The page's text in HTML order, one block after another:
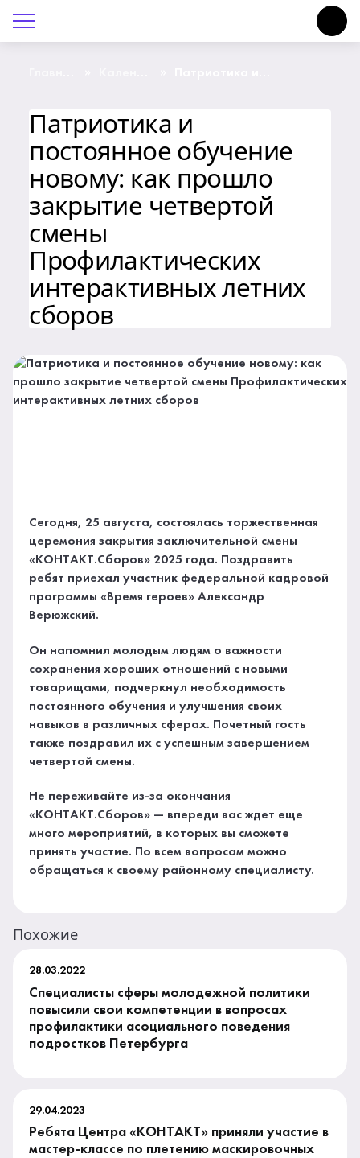
смены
Профилактических
интерактивных летних
сборов
Патриотика и
постоянное обучение
новому: как прошло
закрытие четвертой
смены
Профилактических
интерактивных летних
сборов
Сегодня, 25 августа, состоялась торжественная
церемония закрытия заключительной смены
«КОНТАКТ.Сборов» 2025 года. Поздравить
ребят приехал участник федеральной кадровой
программы «Время героев» Александр
Верюжский.
Он напомнил молодым людям о важности
сохранения хороших отношений с новыми
товарищами, подчеркнул необходимость
постоянного обучения и улучшения своих
навыков в различных сферах. Почетный гость
также поздравил их с успешным завершением
четвертой смены.
Не переживайте из-за окончания
«КОНТАКТ.Сборов» — впереди вас ждет еще
много мероприятий, в которых вы сможете
принять участие. По всем вопросам можно
обращаться к своему районному специалисту.
Похожие
28.03.2022
Специалисты сферы молодежной политики
повысили свои компетенции в вопросах
профилактики асоциального поведения
подростков Петербурга
29.04.2023
Ребята Центра «КОНТАКТ» приняли участие в
мастер-классе по плетению маскировочных
О Центре «КОНТАКТ»
Документы
Пресс-центр
Вакансии
Контакты